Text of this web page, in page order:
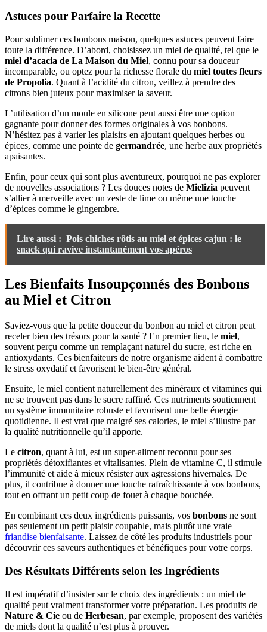
Astuces pour Parfaire la Recette
Pour sublimer ces bonbons maison, quelques astuces peuvent faire
toute la différence. D’abord, choisissez un miel de qualité, tel que le
miel d’acacia de La Maison du Miel, connu pour sa douceur
incomparable, ou optez pour la richesse florale du miel toutes fleurs
de Propolia. Quant à l’acidité du citron, veillez à prendre des
citrons bien juteux pour maximiser la saveur.
L’utilisation d’un moule en silicone peut aussi être une option
gagnante pour donner des formes originales à vos bonbons.
N’hésitez pas à varier les plaisirs en ajoutant quelques herbes ou
épices, comme une pointe de germandrée, une herbe aux propriétés
apaisantes.
Enfin, pour ceux qui sont plus aventureux, pourquoi ne pas explorer
de nouvelles associations ? Les douces notes de Mielizia peuvent
s’allier à merveille avec un zeste de lime ou même une touche
d’épices comme le gingembre.
Lire aussi : Pois chiches rôtis au miel et épices cajun : le
snack qui ravive instantanément vos apéros
Les Bienfaits Insoupçonnés des Bonbons
au Miel et Citron
Saviez-vous que la petite douceur du bonbon au miel et citron peut
receler bien des trésors pour la santé ? En premier lieu, le miel,
souvent perçu comme un remplaçant naturel du sucre, est riche en
antioxydants. Ces bienfaiteurs de notre organisme aident à combattre
le stress oxydatif et favorisent le bien-être général.
Ensuite, le miel contient naturellement des minéraux et vitamines qui
ne se trouvent pas dans le sucre raffiné. Ces nutriments soutiennent
un système immunitaire robuste et favorisent une belle énergie
quotidienne. Il est vrai que malgré ses calories, le miel s’illustre par
la qualité nutritionnelle qu’il apporte.
Le citron, quant à lui, est un super-aliment reconnu pour ses
propriétés détoxifiantes et vitalisantes. Plein de vitamine C, il stimule
l’immunité et aide à mieux résister aux agressions hivernales. De
plus, il contribue à donner une touche rafraîchissante à vos bonbons,
tout en offrant un petit coup de fouet à chaque bouchée.
En combinant ces deux ingrédients puissants, vos bonbons ne sont
pas seulement un petit plaisir coupable, mais plutôt une vraie
friandise bienfaisante. Laissez de côté les produits industriels pour
découvrir ces saveurs authentiques et bénéfiques pour votre corps.
Des Résultats Différents selon les Ingrédients
Il est impératif d’insister sur le choix des ingrédients : un miel de
qualité peut vraiment transformer votre préparation. Les produits de
Nature & Cie ou de Herbesan, par exemple, proposent des variétés
de miels dont la qualité n’est plus à prouver.